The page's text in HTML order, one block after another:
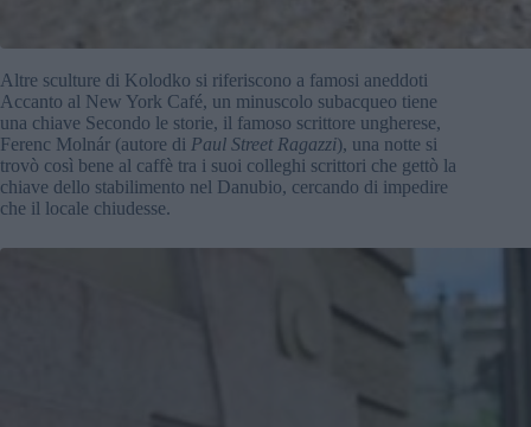
Altre sculture di Kolodko si riferiscono a famosi aneddoti
Accanto al New York Café, un minuscolo subacqueo tiene
una chiave Secondo le storie, il famoso scrittore ungherese,
Ferenc Molnár (autore di Paul Street Ragazzi), una notte si
trovò così bene al caffè tra i suoi colleghi scrittori che gettò la
chiave dello stabilimento nel Danubio, cercando di impedire
che il locale chiudesse.